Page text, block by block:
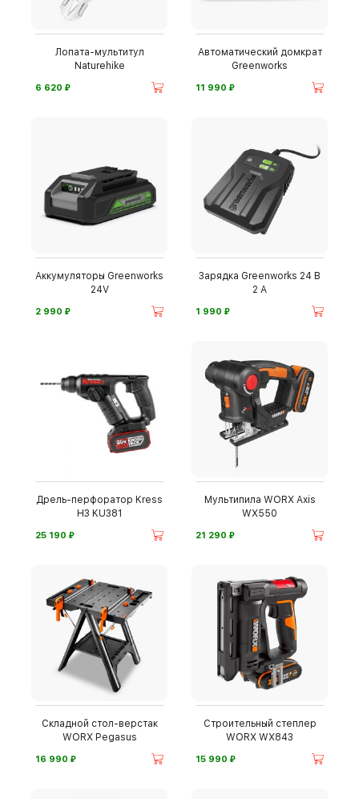
Лопата-мультитул
Naturehike
6 620 ⃏
Автоматический домкрат
Greenworks
11 990 ⃏
Аккумуляторы Greenworks
24V
2 990 ⃏
Зарядка Greenworks 24 В
2 А
1 990 ⃏
Дрель-перфоратор Kress
H3 KU381
25 190 ⃏
Мультипила WORX Axis
WX550
21 290 ⃏
Складной стол-верстак
WORX Pegasus
16 990 ⃏
Строительный степлер
WORX WX843
15 990 ⃏